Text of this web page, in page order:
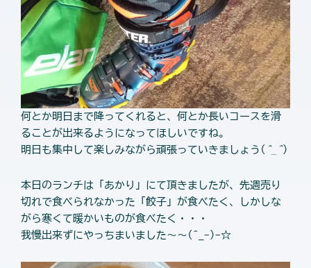
何とか明日まで降ってくれると、何とか長いコースを滑
ることが出来るようになってほしいですね。
明日も集中して楽しみながら頑張っていきましょう( ^_^)
本日のランチは「あかり」にて頂きましたが、先週売り
切れで食べられなかった「餃子」が食べたく、しかしな
がら寒くて暖かいものが食べたく・・・
我慢出来ずにやっちまいました～～(^_-)-☆